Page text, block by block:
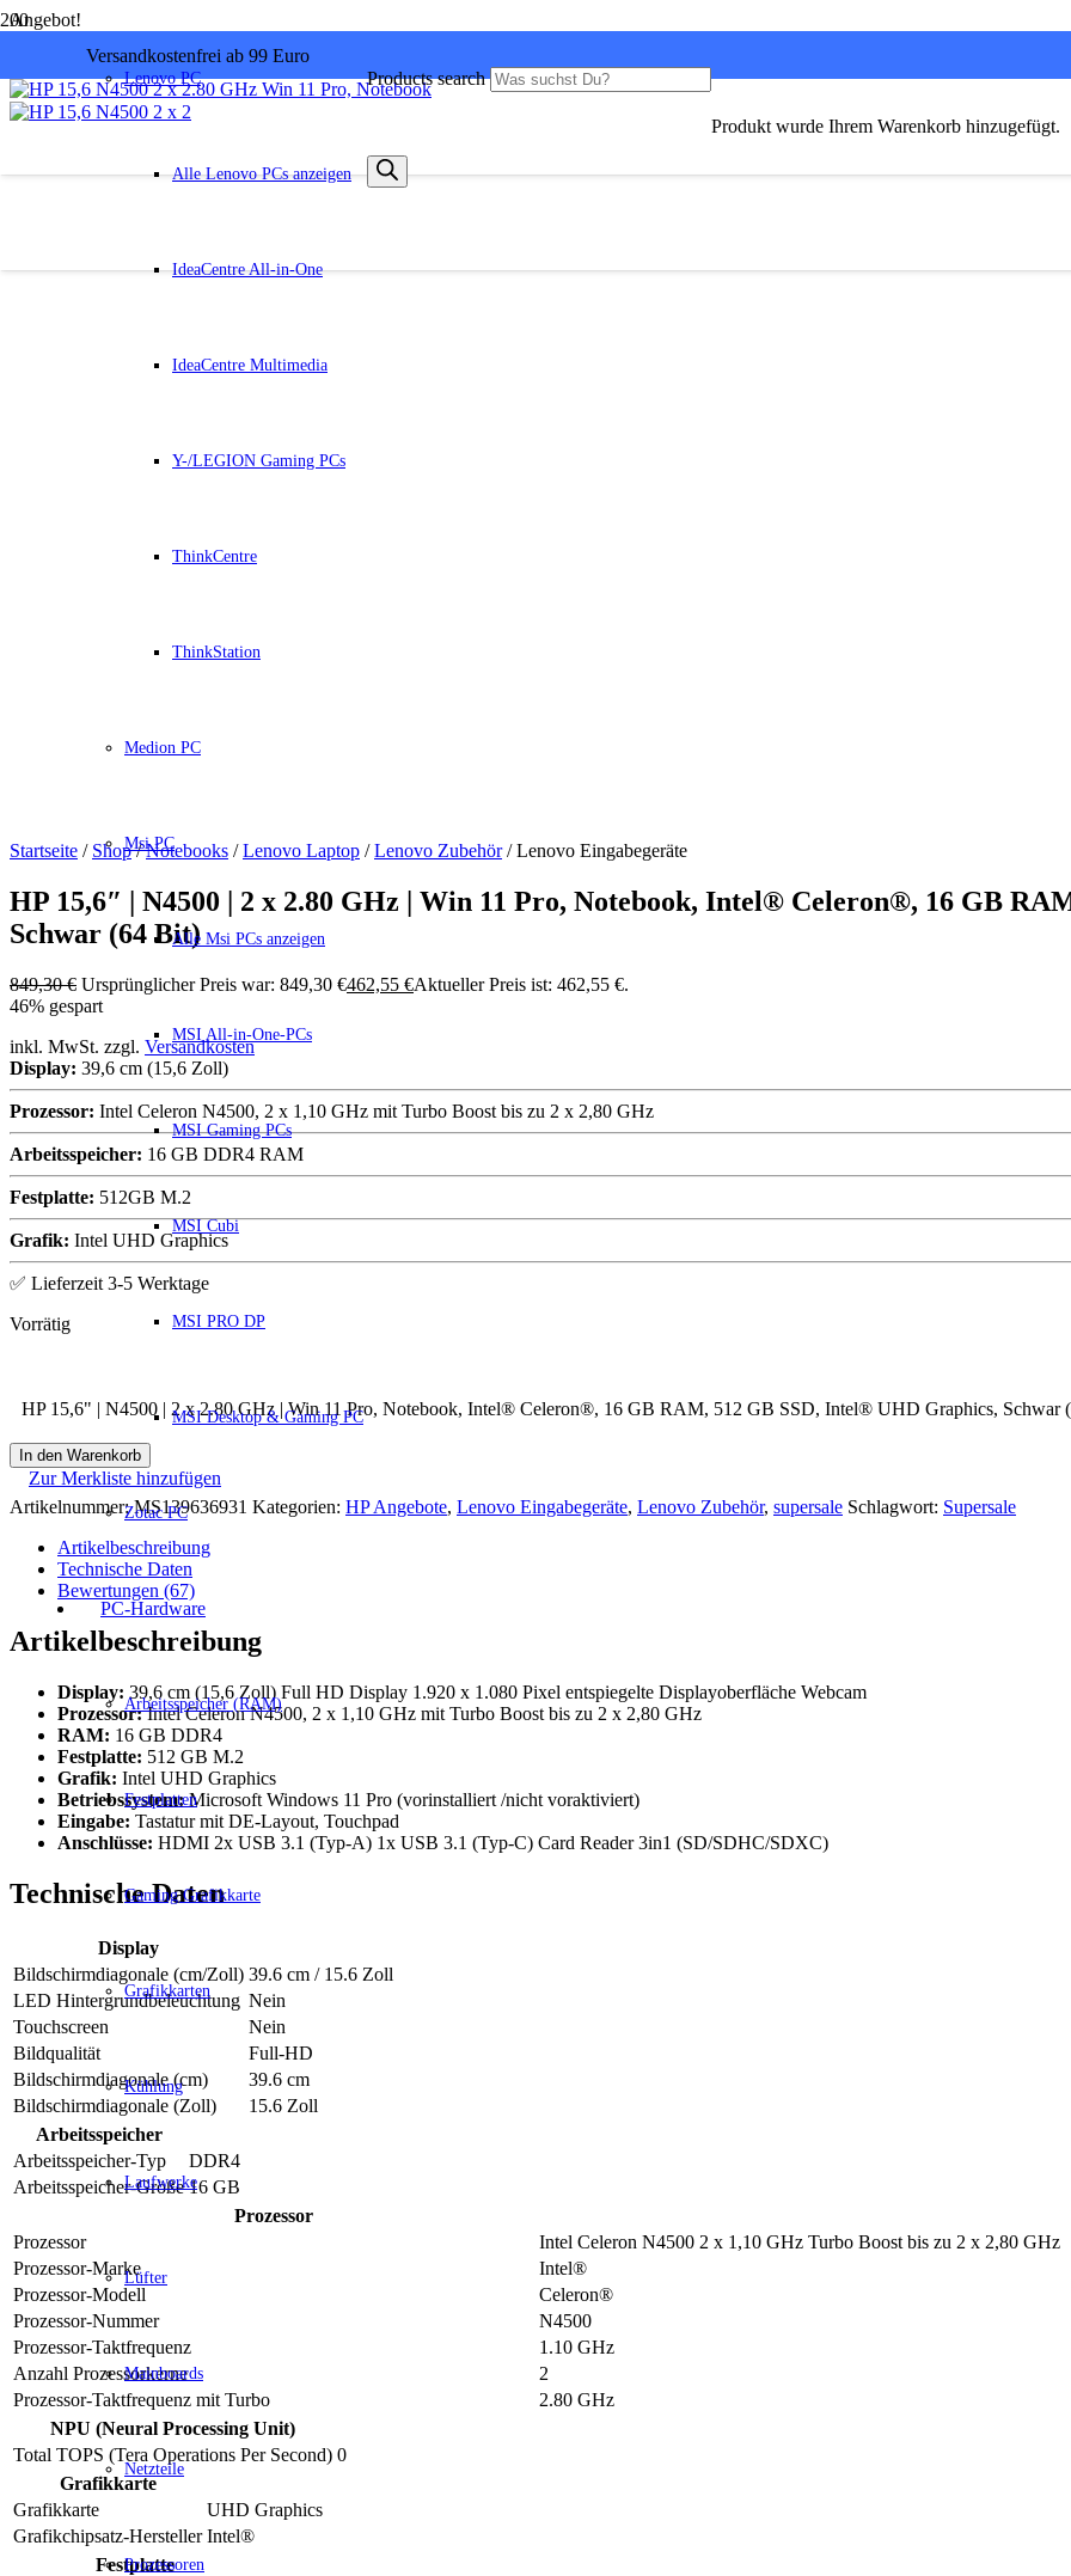
Versandkostenfrei ab 99 Euro
Products search
Produkt wurde Ihrem Warenkorb hinzugefügt.
Lenovo PC
Alle Lenovo PCs anzeigen
IdeaCentre All-in-One
IdeaCentre Multimedia
Y-/LEGION Gaming PCs
ThinkCentre
ThinkStation
Medion PC
Msi PC
Alle Msi PCs anzeigen
MSI All-in-One-PCs
MSI Gaming PCs
MSI Cubi
MSI PRO DP
MSI Desktop & Gaming PC
Zotac PC
PC-Hardware
Arbeitsspeicher (RAM)
Festplatten
Gaming Grafikkarte
Grafikkarten
Kühlung
Laufwerke
Lüfter
Mainboards
Netzteile
Prozessoren
Angebot!
Startseite / Shop/Notebooks /Lenovo Laptop /Lenovo Zubehör/ Lenovo Eingabegeräte
HP 15,6″ | N4500 | 2 x 2.80 GHz | Win 11 Pro, Notebook, Intel® Celeron®, 16 GB
Schwar (64 Bit)
849,30€ Ursprünglicher Preis war: 849,30 €462,55 €Aktueller Preis ist: 462,55 €.
46% gespart
inkl. MwSt. zzgl. Versandkosten
Display: 39,6 cm (15,6 Zoll)
Prozessor: Intel Celeron N4500, 2 x 1,10 GHz mit Turbo Boost bis zu 2 x 2,80 GHz
Arbeitsspeicher: 16 GB DDR4 RAM
Festplatte: 512GB M.2
Grafik: Intel UHD Graphics
✅ Lieferzeit 3-5 Werktage
HP 15,6" | N4500 | 2 x 2.80 GHz | Win 11 Pro, Notebook, Intel® Celeron®, 16 GB RAM, 512 GB SSD, Intel® UHD Graphics, Schwar
In den Warenkorb
Zur Merkliste hinzufügen
Artikelnummer:MS139636931 Kategorien: HP Angebote, Lenovo Eingabegeräte, Lenovo Zubehör, supersale Schlagwort: Supersale
Artikelbeschreibung
Technische Daten
Bewertungen (67)
Artikelbeschreibung
Display: 39,6 cm (15,6 Zoll) Full HD Display 1.920 x 1.080 Pixel entspiegelte Displayoberfläche Webcam
Prozessor:Intel Celeron N4500, 2 x 1,10 GHz mit Turbo Boost bis zu 2 x 2,80 GHz
RAM: 16 GB DDR4
Festplatte: 512 GB M.2
Grafik: Intel UHD Graphics
Betriebssystem:Microsoft Windows 11 Pro (vorinstalliert /nicht voraktiviert)
Eingabe: Tastatur mit DE-Layout, Touchpad
Anschlüsse: HDMI 2x USB 3.1 (Typ-A) 1x USB 3.1 (Typ-C) Card Reader 3in1 (SD/SDHC/SDXC)
Technische Daten
Display
Bildschirmdiagonale (cm/Zoll) 39.6 cm / 15.6 Zoll
LED Hintergrundbeleuchtung Nein
Touchscreen
Nein
Bildqualität
Full-HD
Bildschirmdiagonale (cm)
39.6 cm
Bildschirmdiagonale (Zoll)
15.6 Zoll
Arbeitsspeicher
Arbeitsspeicher-Typ
DDR4
Arbeitsspeicher-Größe 16 GB
Prozessor
Prozessor
Intel Celeron N4500 2 x 1,10 GHz Turbo Boost bis zu 2 x 2,80 GHz
Prozessor-Marke
Intel®
Prozessor-Modell
Celeron®
Prozessor-Nummer
N4500
Prozessor-Taktfrequenz
1.10 GHz
Anzahl Prozessorkerne
2
Prozessor-Taktfrequenz mit Turbo
2.80 GHz
NPU (Neural Processing Unit)
Total TOPS (Tera Operations Per Second) 0
Grafikkarte
Grafikkarte
UHD Graphics
Grafikchipsatz-Hersteller Intel®
Festplatte